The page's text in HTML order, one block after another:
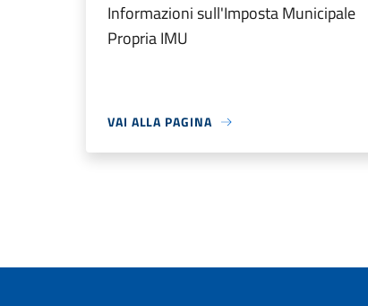
Informazioni sull'Imposta Municipale
Propria IMU
VAI ALLA PAGINA